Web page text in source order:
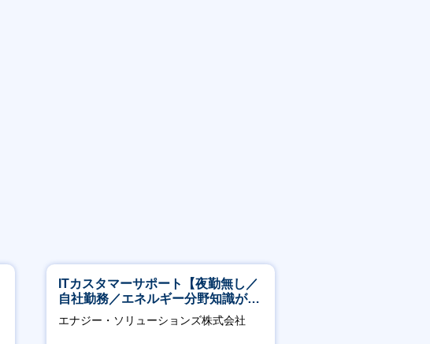
ITカスタマーサポート【夜勤無し／
自社勤務／エネルギー分野知識が身
につきます】
エナジー・ソリューションズ株式会社